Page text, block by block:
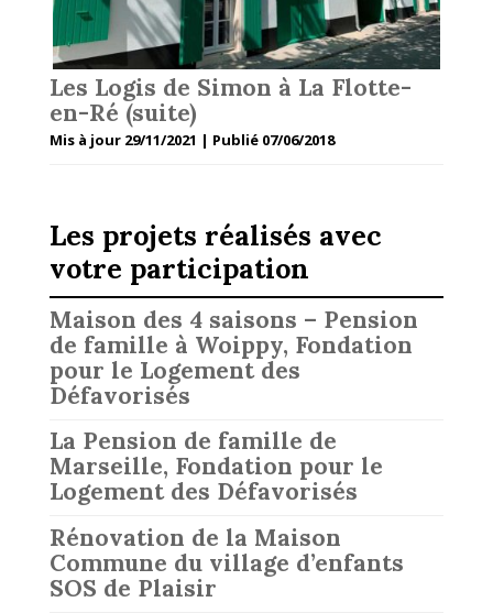
Les Logis de Simon à La Flotte-
en-Ré (suite)
Mis à jour 29/11/2021 | Publié 07/06/2018
Les projets réalisés avec
votre participation
Maison des 4 saisons – Pension
de famille à Woippy, Fondation
pour le Logement des
Défavorisés
La Pension de famille de
Marseille, Fondation pour le
Logement des Défavorisés
Rénovation de la Maison
Commune du village d’enfants
SOS de Plaisir